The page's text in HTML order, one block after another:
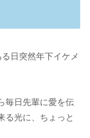
日突然年下イケメ
毎日先輩に愛を伝
る光に、ちょっと